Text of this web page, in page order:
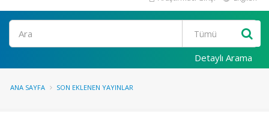
Ara
Detaylı Arama
ANA SAYFA SON EKLENEN YAYINLAR